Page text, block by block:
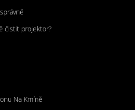
čistit projektor?
Na Kmíně